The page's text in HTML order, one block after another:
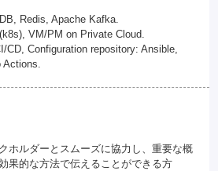
Redis, Apache Kafka.
VM/PM on Private Cloud.
CD, Configuration repository: Ansible,
ホルダーとスムーズに協力し、重要な概
果的な方法で伝えることができる方